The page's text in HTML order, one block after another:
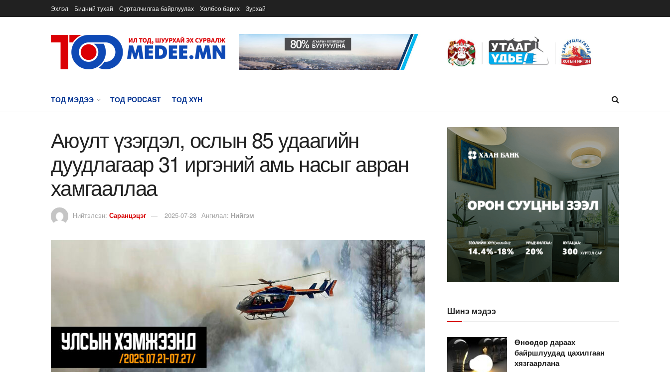
Эхлэл Бидний тухай Сурталчилгаа байрлуулах Холбоо барих Зурхай
ТОД МЭДЭЭ ТОД PODCAST ТОД ХҮН
Аюулт үзэгдэл, ослын 85 удаагийн
дуудлагаар 31 иргэний амь насыг авран
хамгааллаа
Нийтэлсэн: Саранцэцэг 2025-07-28 Ангилал: Нийгэм
Шинэ мэдээ
Өнөөдөр дараах
байршлуудад цахилгаан
хязгаарлана